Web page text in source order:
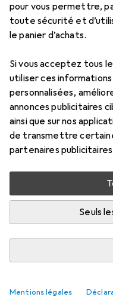
pour vous permettre,
toute sécurité et
le panier d’achats.
Si vous acceptez tous
utiliser ces
personnalisées,
annonces publicitaires
ainsi que sur nos
de transmettre
partenaires
Seuls
Mentions légales
EUR
56,52
Abus
Ici, vous trouverez des
produit Abus Ugrip
pour vélo et